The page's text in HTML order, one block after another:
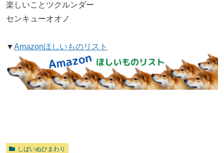
楽しいことツクルンダー
センキューオオノ
▼Amazonほしいものリスト
しばいぬひまわり